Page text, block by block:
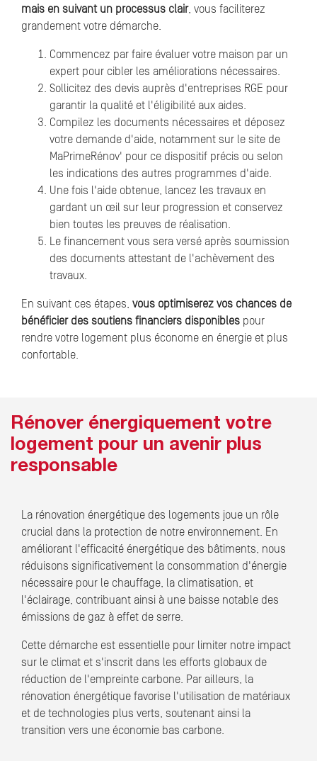
mais en suivant un processus clair, vous faciliterez
grandement votre démarche.
Commencez par faire évaluer votre maison par un
expert pour cibler les améliorations nécessaires.
Sollicitez des devis auprès d'entreprises RGE pour
garantir la qualité et l'éligibilité aux aides.
Compilez les documents nécessaires et déposez
votre demande d'aide, notamment sur le site de
MaPrimeRénov' pour ce dispositif précis ou selon
les indications des autres programmes d'aide.
Une fois l'aide obtenue, lancez les travaux en
gardant un œil sur leur progression et conservez
bien toutes les preuves de réalisation.
Le financement vous sera versé après soumission
des documents attestant de l'achèvement des
travaux.
En suivant ces étapes, vous optimiserez vos chances de
bénéficier des soutiens financiers disponibles pour
rendre votre logement plus économe en énergie et plus
confortable.
Rénover énergiquement votre
logement pour un avenir plus
responsable
La rénovation énergétique des logements joue un rôle
crucial dans la protection de notre environnement. En
améliorant l'efficacité énergétique des bâtiments, nous
réduisons significativement la consommation d'énergie
nécessaire pour le chauffage, la climatisation, et
l'éclairage, contribuant ainsi à une baisse notable des
émissions de gaz à effet de serre.
Cette démarche est essentielle pour limiter notre impact
sur le climat et s'inscrit dans les efforts globaux de
réduction de l'empreinte carbone. Par ailleurs, la
rénovation énergétique favorise l'utilisation de matériaux
et de technologies plus verts, soutenant ainsi la
transition vers une économie bas carbone.